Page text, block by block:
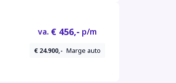
va. € 456,- p/m
€ 24.900,- Marge auto